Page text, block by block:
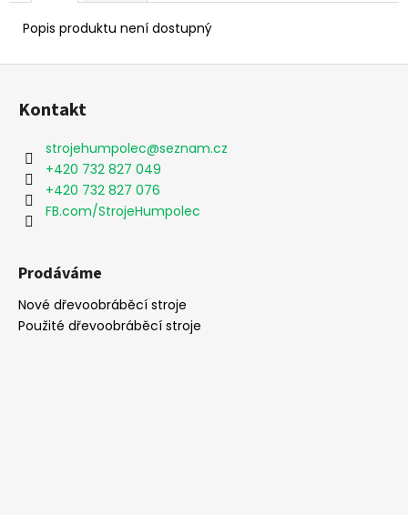
Popis produktu není dostupný
Z
Kontakt
strojehumpolec@seznam.cz
+420 732 827 049
+420 732 827 076
FB.com/StrojeHumpolec
Prodáváme
Nové dřevoobráběcí stroje
Použité dřevoobráběcí stroje